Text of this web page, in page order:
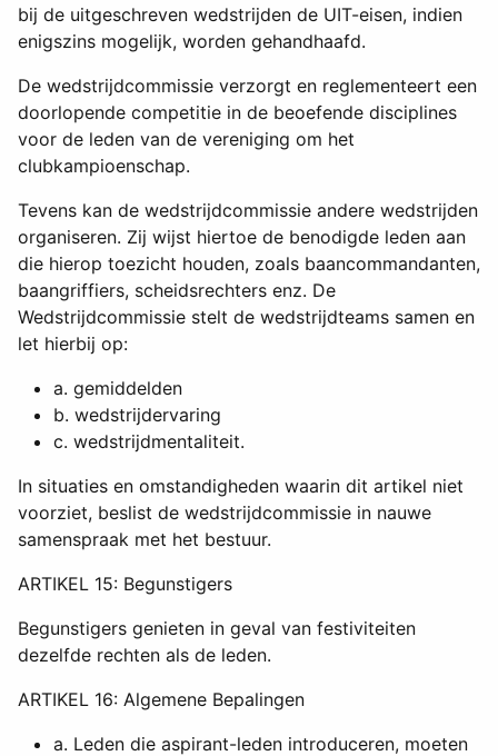
bij de uitgeschreven wedstrijden de UIT-eisen, indien
enigszins mogelijk, worden gehandhaafd.
De wedstrijdcommissie verzorgt en reglementeert een
doorlopende competitie in de beoefende disciplines
voor de leden van de vereniging om het
clubkampioenschap.
Tevens kan de wedstrijdcommissie andere wedstrijden
organiseren. Zij wijst hiertoe de benodigde leden aan
die hierop toezicht houden, zoals baancommandanten,
baangriffiers, scheidsrechters enz. De
Wedstrijdcommissie stelt de wedstrijdteams samen en
let hierbij op:
a. gemiddelden
b. wedstrijdervaring
c. wedstrijdmentaliteit.
In situaties en omstandigheden waarin dit artikel niet
voorziet, beslist de wedstrijdcommissie in nauwe
samenspraak met het bestuur.
ARTIKEL 15: Begunstigers
Begunstigers genieten in geval van festiviteiten
dezelfde rechten als de leden.
ARTIKEL 16: Algemene Bepalingen
a. Leden die aspirant-leden introduceren, moeten